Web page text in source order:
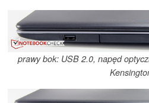
prawy bok: USB 2.0, napęd